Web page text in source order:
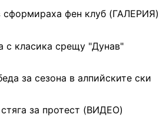
сформираха фен клуб (ГАЛЕРИЯ)
с класика срещу "Дунав"
за сезона в алпийските ски
за протест (ВИДЕО)